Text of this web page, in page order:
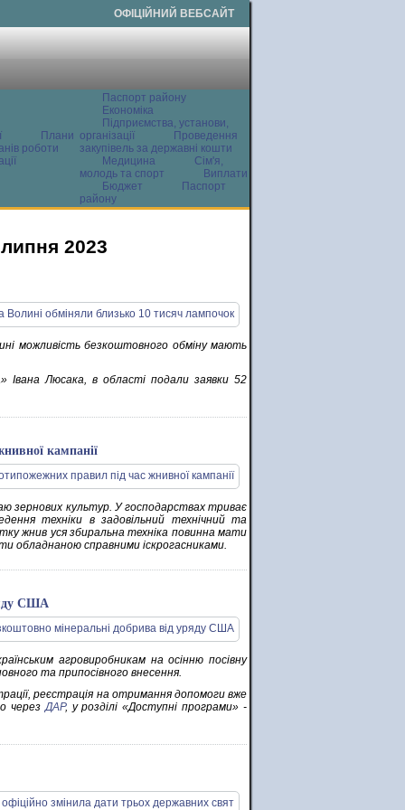
ОФІЦІЙНИЙ ВЕБСАЙТ
Плани
роботи
Паспорт району
Економіка
Підприємства, установи,
організації
Проведення
закупівель за державні кошти
Медицина
Сім'я,
молодь та спорт
Виплати
Бюджет
Паспорт
району
2023
можливість безкоштовного обміну мають
Івана Люсака, в області подали заявки 52
кампанії
зернових культур. У господарствах триває
техніки в задовільний технічний та
жнив уся збиральна техніка повинна мати
обладнаною справними іскрогасниками.
США
агровиробникам на осінню посівну
та припосівного внесення.
реєстрація на отримання допомоги вже
черезДАР, у розділі «Доступні програми» -